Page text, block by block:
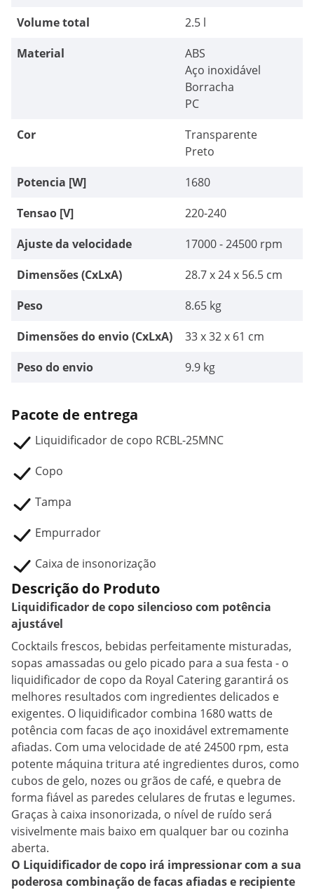
Volume total
2.5 l
Material
ABS
Aço inoxidável
Borracha
PC
Cor
Transparente
Preto
Potencia [W]
1680
Tensao [V]
220-240
Ajuste da velocidade
17000 - 24500 rpm
Dimensões (CxLxA)
28.7 x 24 x 56.5 cm
Peso
8.65 kg
Dimensões do envio (CxLxA)
33 x 32 x 61 cm
Peso do envio
9.9 kg
Pacote de entrega
Liquidificador de copo RCBL-25MNC
Copo
Tampa
Empurrador
Caixa de insonorização
Descrição do Produto
Liquidificador de copo silencioso com potência
ajustável
Cocktails frescos, bebidas perfeitamente misturadas,
sopas amassadas ou gelo picado para a sua festa - o
liquidificador de copo da Royal Catering garantirá os
melhores resultados com ingredientes delicados e
exigentes. O liquidificador combina 1680 watts de
potência com facas de aço inoxidável extremamente
afiadas. Com uma velocidade de até 24500 rpm, esta
potente máquina tritura até ingredientes duros, como
cubos de gelo, nozes ou grãos de café, e quebra de
forma fiável as paredes celulares de frutas e legumes.
Graças à caixa insonorizada, o nível de ruído será
visivelmente mais baixo em qualquer bar ou cozinha
aberta.
O Liquidificador de copo irá impressionar com a sua
poderosa combinação de facas afiadas e recipiente